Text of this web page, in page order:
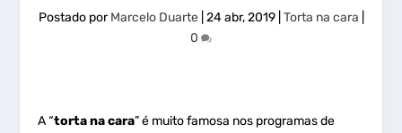
Postado porMarcelo Duarte| 24 abr, 2019| Torta na cara
0
A “torta na cara” é muito famosa nos programas de